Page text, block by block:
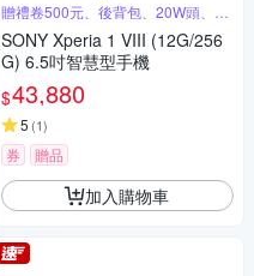
贈禮卷500元、後背包、20W頭、保
溫杯
SONY Xperia 1 VIII (12G/256
G) 6.5吋智慧型手機
$43,880
5 (1)
券 贈品
加入購物車